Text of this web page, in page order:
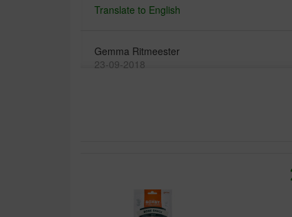
Translate to English
Gemma Ritmeester
23-09-2018
De hondensnacks van Proline zijn geweldig.